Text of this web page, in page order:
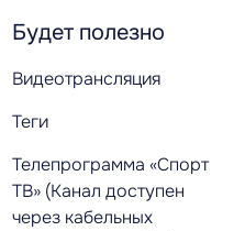
Будет полезно
Видеотрансляция
Теги
Телепрограмма «Спорт
ТВ» (Канал доступен
через кабельных